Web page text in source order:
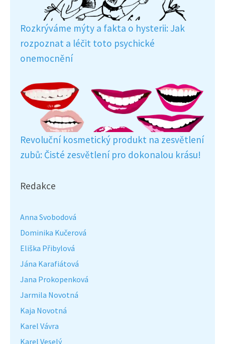
Rozkrýváme mýty a fakta o hysterii: Jak
rozpoznat a léčit toto psychické
onemocnění
Revoluční kosmetický produkt na zesvětlení
zubů: Čisté zesvětlení pro dokonalou krásu!
Redakce
Anna Svobodová
Dominika Kučerová
Eliška Přibylová
Jána Karafiátová
Jana Prokopenková
Jarmila Novotná
Kaja Novotná
Karel Vávra
Karel Veselý